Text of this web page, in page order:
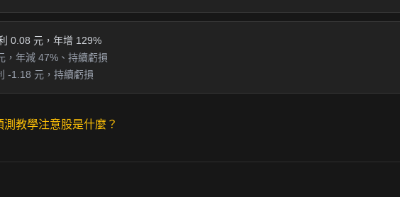
0.08 元，年增 129%
，年減 47%、持續虧損
-1.18 元，持續虧損
測教學注意股是什麼？